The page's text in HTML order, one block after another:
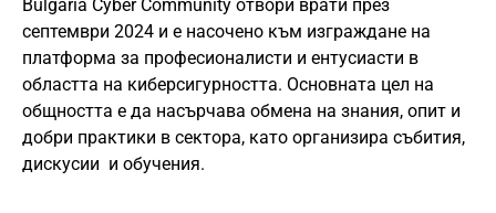
Bulgaria Cyber Community отвори врати през
септември 2024 и е насочено към изграждане на
платформа за професионалисти и ентусиасти в
областта на киберсигурността. Основната цел на
общността е да насърчава обмена на знания, опит и
добри практики в сектора, като организира събития,
дискусии и обучения.